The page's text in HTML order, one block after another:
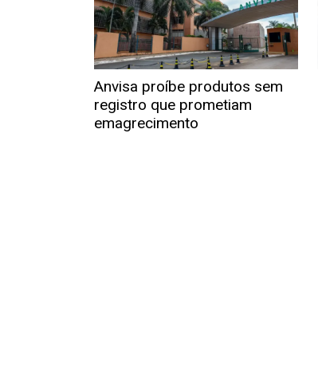
Anvisa proíbe produtos sem
registro que prometiam
emagrecimento